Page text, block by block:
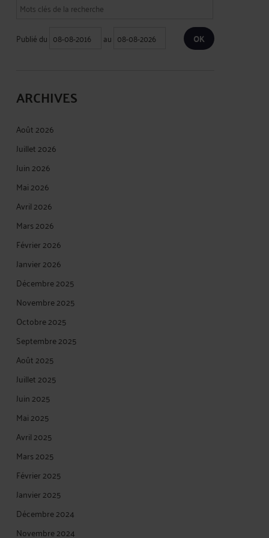
Publié du au
ARCHIVES
Août 2026
Juillet 2026
Juin 2026
Mai 2026
Avril 2026
Mars 2026
Février 2026
Janvier 2026
Décembre 2025
Novembre 2025
Octobre 2025
Septembre 2025
Août 2025
Juillet 2025
Juin 2025
Mai 2025
Avril 2025
Mars 2025
Février 2025
Janvier 2025
Décembre 2024
Novembre 2024